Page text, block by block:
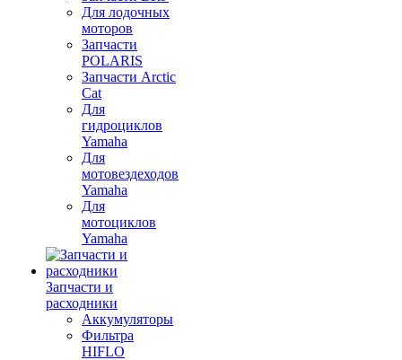
Для лодочных
моторов
Запчасти
POLARIS
Запчасти Arctic
Cat
Для
гидроциклов
Yamaha
Для
мотовездеходов
Yamaha
Для
мотоциклов
Yamaha
Запчасти и
расходники
Аккумуляторы
Фильтра
HIFLO